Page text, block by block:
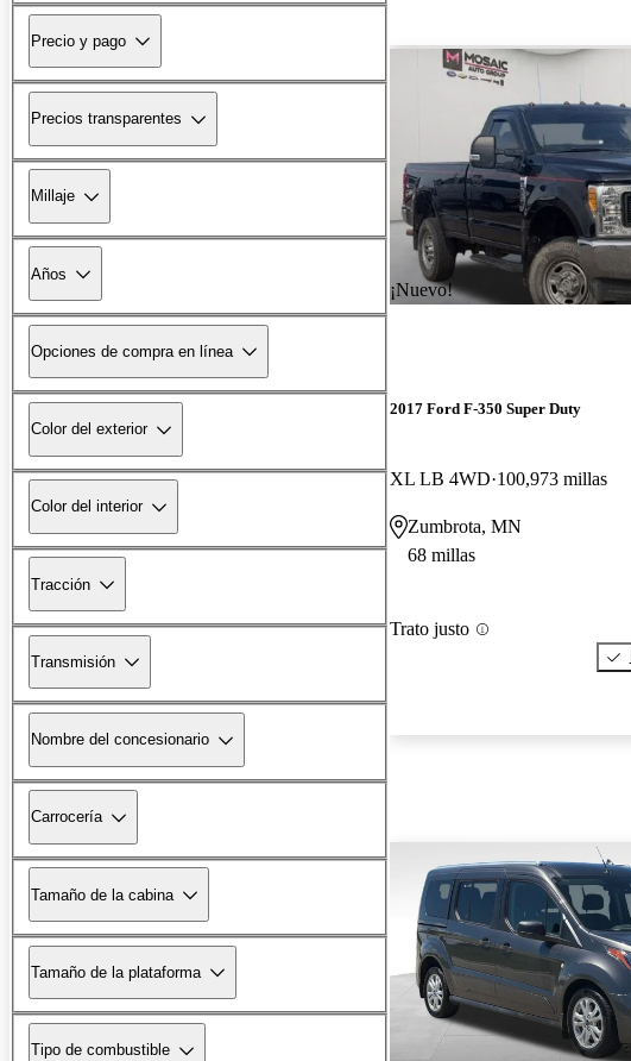
Precio y pago
Precios transparentes
Millaje
Años
Opciones de compra en línea
Color del exterior
Color del interior
Tracción
Transmisión
Nombre del concesionario
Carrocería
Tamaño de la cabina
Tamaño de la plataforma
Tipo de combustible
¡Nuevo!
2017 Ford F-350 Super Duty
XL LB 4WD 100,973 millas
Zumbrota, MN
68 millas
Trato justo